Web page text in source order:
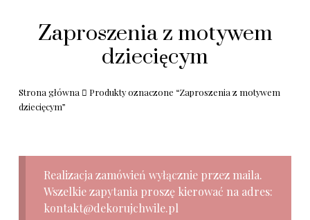
Zaproszenia z motywem
dziecięcym
Strona główna
Produkty oznaczone “Zaproszenia z motywem
dziecięcym”
Realizacja zamówień wyłącznie przez maila.
Wszelkie zapytania proszę kierować na adres:
kontakt@dekorujchwile.pl